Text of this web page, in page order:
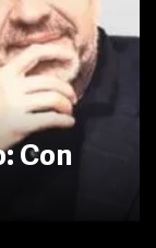
Con